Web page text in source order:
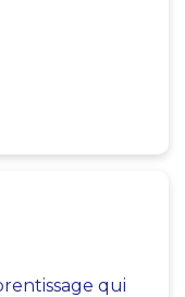
qui